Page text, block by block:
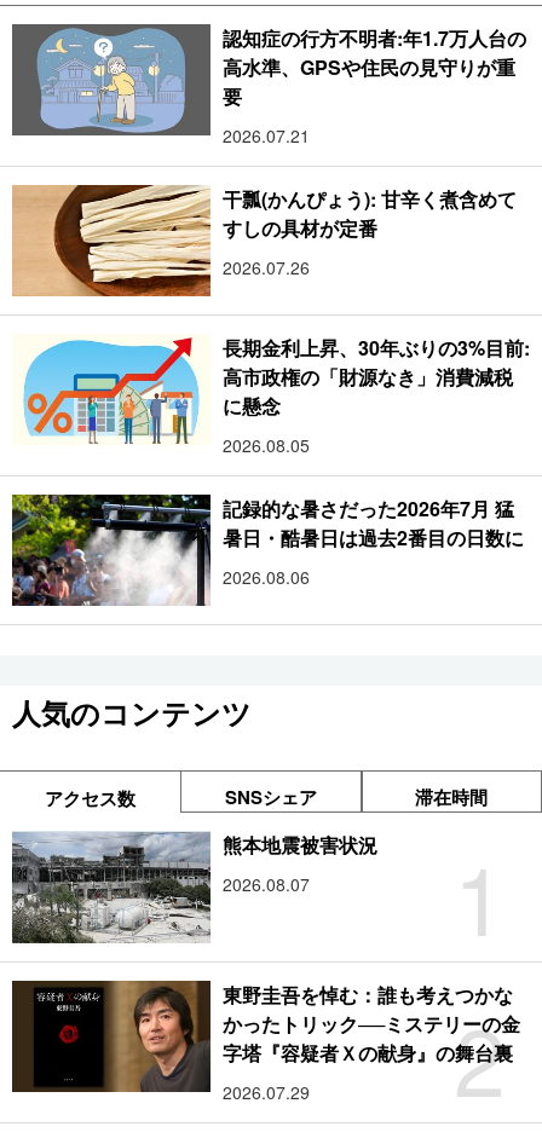
認知症の行方不明者:年1.7万人台の
高水準、GPSや住民の見守りが重
要
2026.07.21
干瓢(かんぴょう): 甘辛く煮含めて
すしの具材が定番
2026.07.26
長期金利上昇、30年ぶりの3%目前:
高市政権の「財源なき」消費減税
に懸念
2026.08.05
記録的な暑さだった2026年7月 猛
暑日・酷暑日は過去2番目の日数に
2026.08.06
人気のコンテンツ
アクセス数 SNSシェア 滞在時間
1
熊本地震被害状況
2026.08.07
2
東野圭吾を悼む：誰も考えつかな
かったトリック──ミステリーの金
字塔『容疑者Ｘの献身』の舞台裏
2026.07.29